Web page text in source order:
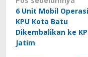
pos
6 Unit Mobil
KPU Kota Batu
Dikembalikan ke
Jatim